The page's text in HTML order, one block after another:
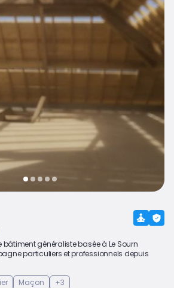
bâtiment généraliste basée à Le Sourn
particuliers et professionnels depuis
Maçon +3